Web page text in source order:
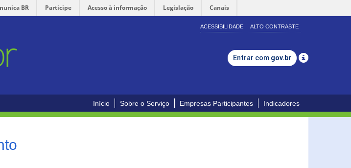
BR Participe Acesso à informação Legislação Canais
ACESSIBILIDADE ALTO CONTRASTE
Entrar com gov.br
Início Sobre o Serviço Empresas Participantes Indicadores